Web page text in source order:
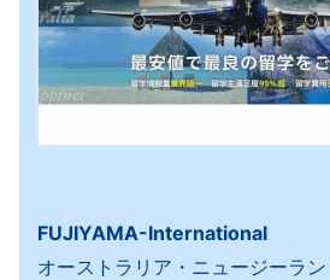
FUJIYAMA-International
オーストラリア・ニュージーラ